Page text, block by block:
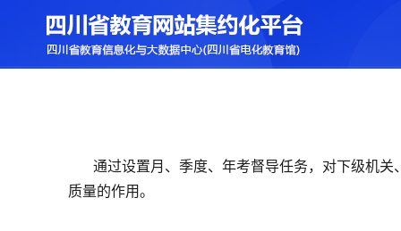
通过设置月、季度、年考督导任务，对下级机
质量的作用。